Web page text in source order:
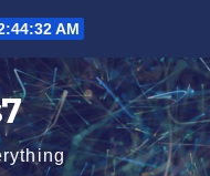
AM